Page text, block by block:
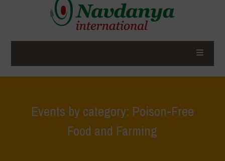
Events by category: Poison-Free
Food and Farming